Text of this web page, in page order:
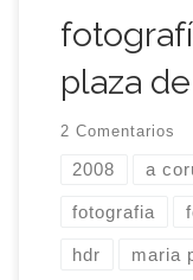
plaza
2 Comentarios
2008 a
fotografia
hdr maria